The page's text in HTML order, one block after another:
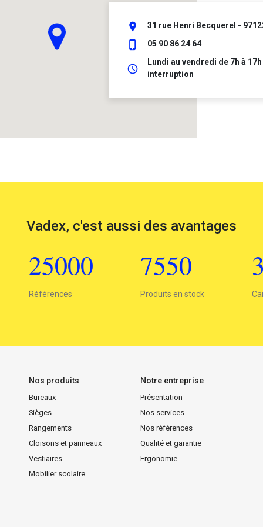
place 31 rue Henri Becquerel -
phone_iphone 05 90 86 24 64
schedule
Lundi au vendredi de 7h à
interruption
Vadex, c'est aussi des avantages
25000
25000
Références
7550
7550
Produits en stock
3
3
Nos produits
Bureaux
Sièges
Rangements
Cloisons et panneaux
Vestiaires
Mobilier scolaire
Notre entreprise
Présentation
Nos services
Nos références
Qualité et garantie
Ergonomie